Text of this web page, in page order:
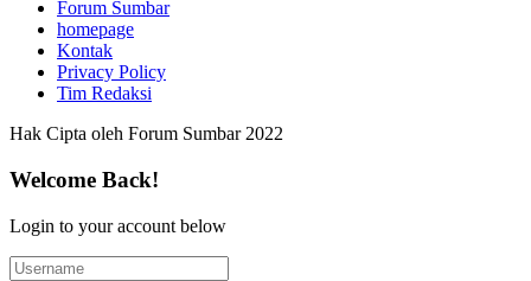
Forum Sumbar
homepage
Kontak
Privacy Policy
Tim Redaksi
Hak Cipta oleh Forum Sumbar 2022
Welcome Back!
Login to your account below